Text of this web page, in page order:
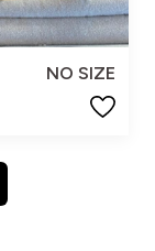
NO SIZE